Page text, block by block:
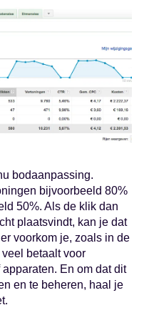
bodaanpassing.
bijvoorbeeld 80%
50%. Als de klik dan
plaatsvindt, kan je dat
voorkom je, zoals in de
betaalt voor
En om dat dit
en te beheren, haal je